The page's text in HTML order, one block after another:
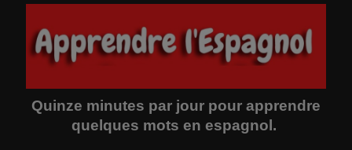
Quinze minutes par jour pour apprendre
quelques mots en espagnol.